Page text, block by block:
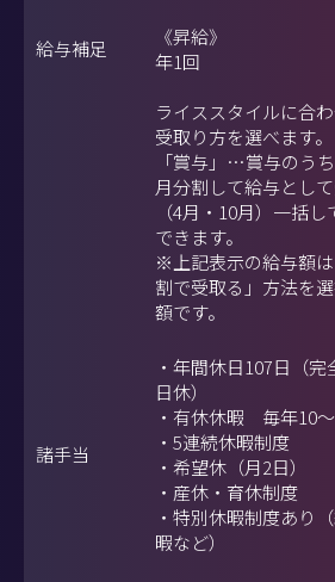
給与補足
《昇給》
年1回
ライススタイルに合
受取り方を選べます。
「賞与」…賞与のう
月分割して給与とし
（4月・10月）一括
できます。
※上記表示の給与額
割で受取る」方法を
額です。
諸手当
・年間休日107日（
日休）
・有休休暇 毎年10
・5連続休暇制度
・希望休（月2日）
・産休・育休制度
・特別休暇制度あり
暇など）